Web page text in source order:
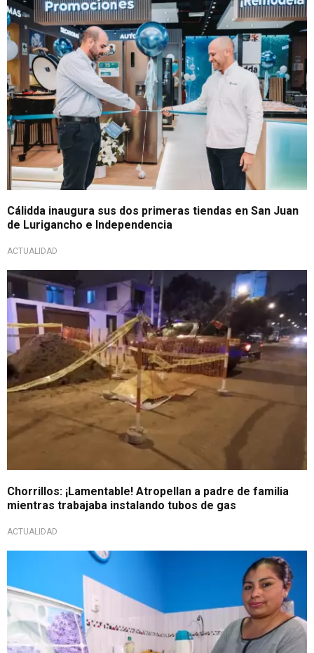
Cálidda inaugura sus dos primeras tiendas en San Juan
de Lurigancho e Independencia
ACTUALIDAD
Deja 3 niños huérfanos
Chorrillos: ¡Lamentable! Atropellan a padre de familia
mientras trabajaba instalando tubos de gas
ACTUALIDAD
A tener en cuenta